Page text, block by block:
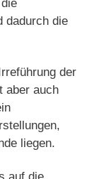
dadurch die
der
aber auch
liegen.